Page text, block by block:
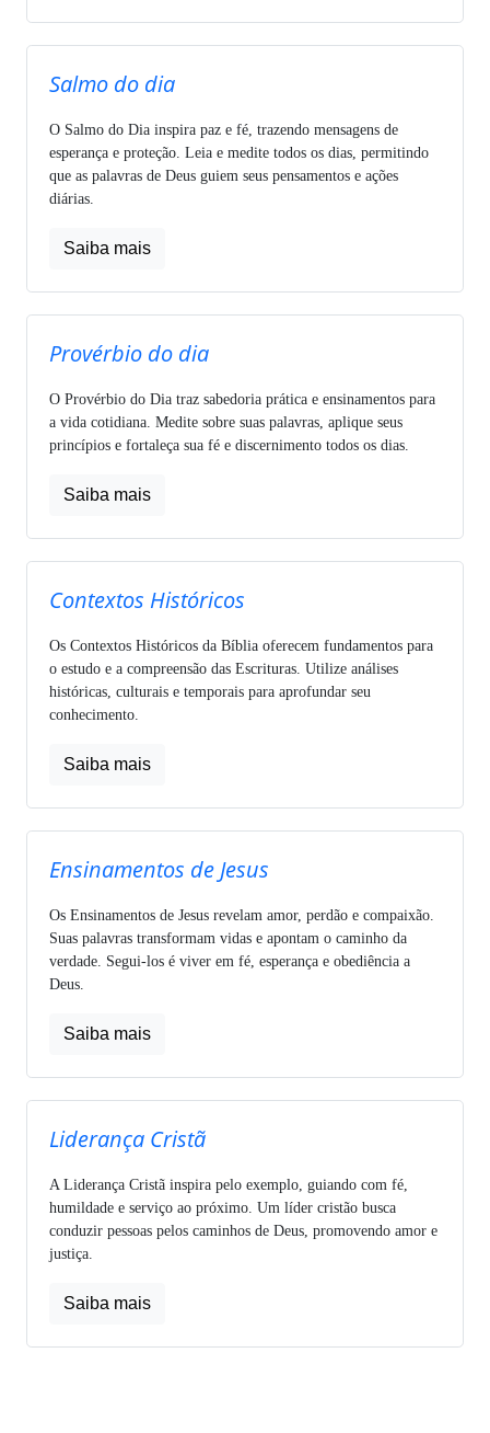
Salmo do dia
O Salmo do Dia inspira paz e fé, trazendo mensagens de
esperança e proteção. Leia e medite todos os dias, permitindo
que as palavras de Deus guiem seus pensamentos e ações
diárias.
Saiba mais
Provérbio do dia
O Provérbio do Dia traz sabedoria prática e ensinamentos para
a vida cotidiana. Medite sobre suas palavras, aplique seus
princípios e fortaleça sua fé e discernimento todos os dias.
Saiba mais
Contextos Históricos
Os Contextos Históricos da Bíblia oferecem fundamentos para
o estudo e a compreensão das Escrituras. Utilize análises
históricas, culturais e temporais para aprofundar seu
conhecimento.
Saiba mais
Ensinamentos de Jesus
Os Ensinamentos de Jesus revelam amor, perdão e compaixão.
Suas palavras transformam vidas e apontam o caminho da
verdade. Segui-los é viver em fé, esperança e obediência a
Deus.
Saiba mais
Liderança Cristã
A Liderança Cristã inspira pelo exemplo, guiando com fé,
humildade e serviço ao próximo. Um líder cristão busca
conduzir pessoas pelos caminhos de Deus, promovendo amor e
justiça.
Saiba mais